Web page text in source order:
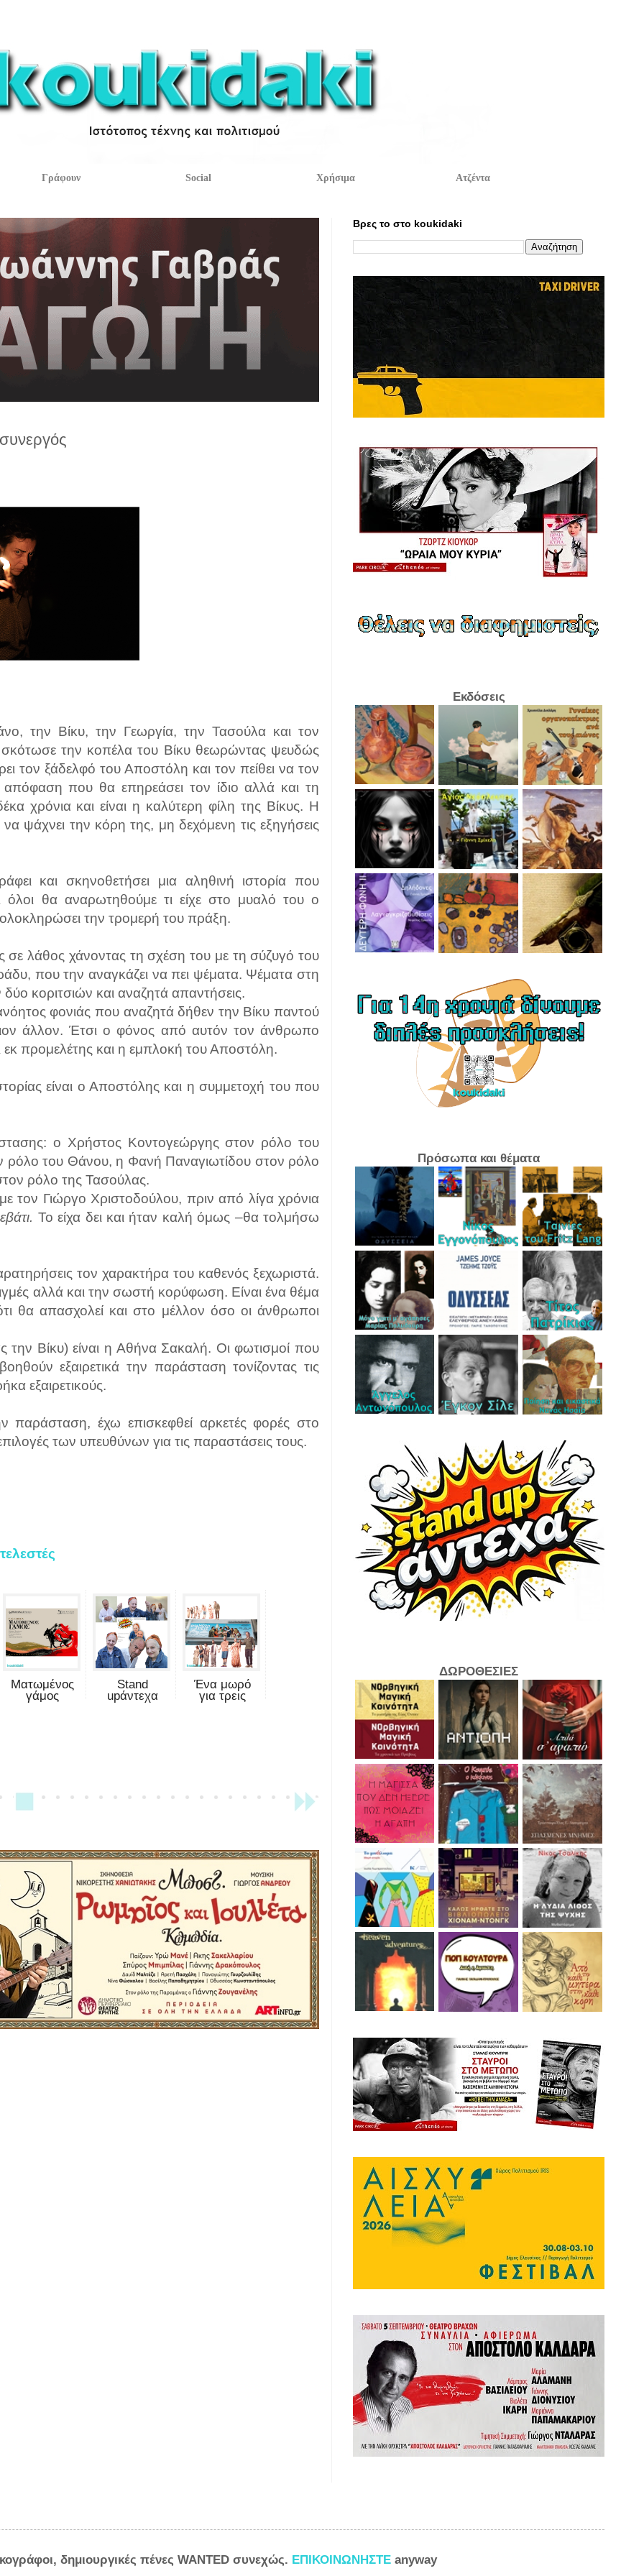
Γράφουν Social Χρήσιμα Ατζέντα
την Βίκυ, την Γεωργία, την Τασούλα και τον
την κοπέλα του Βίκυ θεωρώντας ψευδώς
τον ξάδελφό του Αποστόλη και τον πείθει να τον
που θα επηρεάσει τον ίδιο αλλά και τη
χρόνια και είναι η καλύτερη φίλη της Βίκυς. Η
ψάχνει την κόρη της, μη δεχόμενη τις εξηγήσεις
και σκηνοθετήσει μια αληθινή ιστορία που
όλοι θα αναρωτηθούμε τι είχε στο μυαλό του ο
την τρομερή του πράξη.
λάθος χάνοντας τη σχέση του με τη σύζυγό του
που την αναγκάζει να πει ψέματα. Ψέματα στη
κοριτσιών και αναζητά απαντήσεις.
φονιάς που αναζητά δήθεν την Βίκυ παντού
άλλον. Έτσι ο φόνος από αυτόν τον άνθρωπο
εκ προμελέτης και η εμπλοκή του Αποστόλη.
είναι ο Αποστόλης και η συμμετοχή του που
ο Χρήστος Κοντογεώργης στον ρόλο του
ρόλο του Θάνου, η Φανή Παναγιωτίδου στον ρόλο
ρόλο της Τασούλας.
τον Γιώργο Χριστοδούλου, πριν από λίγα χρόνια
Το είχα δει και ήταν καλή όμως –θα τολμήσω
τον χαρακτήρα του καθενός ξεχωριστά.
αλλά και την σωστή κορύφωση. Είναι ένα θέμα
θα απασχολεί και στο μέλλον όσο οι άνθρωποι
την Βίκυ) είναι η Αθήνα Σακαλή. Οι φωτισμοί που
εξαιρετικά την παράσταση τονίζοντας τις
εξαιρετικούς.
έχω επισκεφθεί αρκετές φορές στο
των υπευθύνων για τις παραστάσεις τους.
Ματωμένος
γάμος
Stand
upάντεχα
Ένα μωρό
για τρεις
Βρες το στο koukidaki
Εκδόσεις
Πρόσωπα και θέματα
ΔΩΡΟΘΕΣΙΕΣ
δημιουργικές πένες WANTED συνεχώς. ΕΠΙΚΟΙΝΩΝΗΣΤΕ anyway